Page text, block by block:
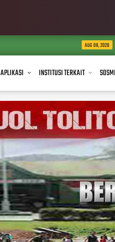
Kodim 1305/BT
APLIKASI INSTITUSI TERKAIT